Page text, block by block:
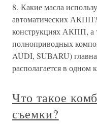
8. Какие масла
автоматических
конструкциях АКПП, а
полноприводных
AUDI, SUBARU)
располагается в одном
Что такое
съемки?